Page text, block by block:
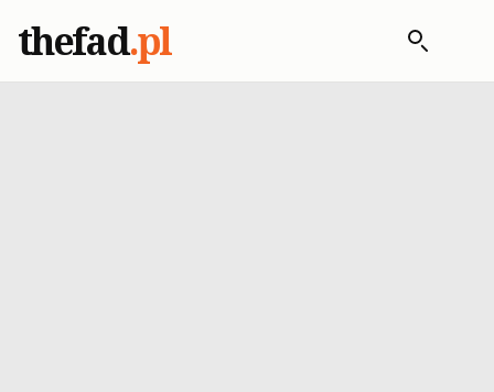
thefad.pl